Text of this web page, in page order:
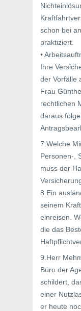
schon bei
praktiziert.
•
Ihre
der Vorfälle
Frau
rechtlichen
daraus
7.Welche
Personen-,
muss der
8.Ein
seinem
einreisen.
die das
9.Herr
Büro der
schildert,
einer
er heute